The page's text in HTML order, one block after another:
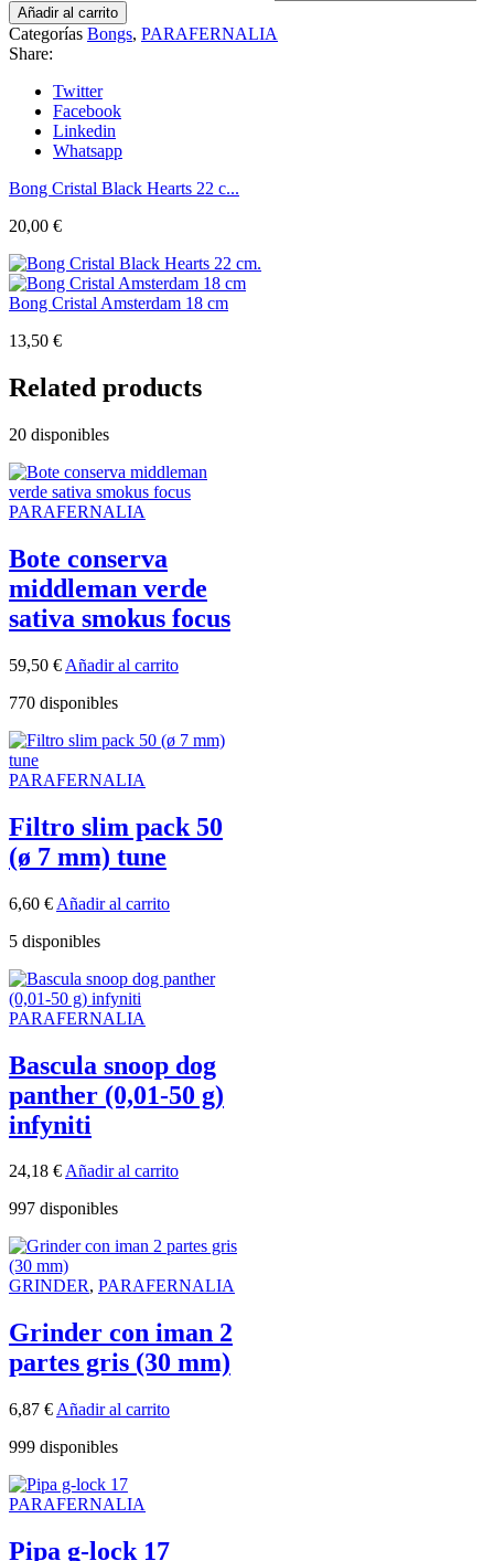
Añadir al carrito
Categorías Bongs, PARAFERNALIA
Share:
Twitter
Facebook
Linkedin
Whatsapp
Bong Cristal Black Hearts 22 c...
20,00 €
Bong Cristal Amsterdam 18 cm
13,50 €
Related products
20 disponibles
PARAFERNALIA
Bote conserva
middleman verde
sativa smokus focus
59,50 € Añadir al carrito
770 disponibles
PARAFERNALIA
Filtro slim pack 50
(ø 7 mm) tune
6,60 € Añadir al carrito
5 disponibles
PARAFERNALIA
Bascula snoop dog
panther (0,01-50 g)
infyniti
24,18 €Añadir al carrito
997 disponibles
GRINDER, PARAFERNALIA
Grinder con iman 2
partes gris (30 mm)
6,87 € Añadir al carrito
999 disponibles
PARAFERNALIA
Pipa g-lock 17